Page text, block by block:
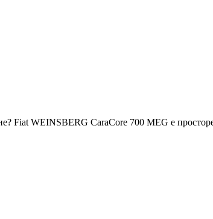
Fiat WEINSBERG CaraCore 700 MEG е